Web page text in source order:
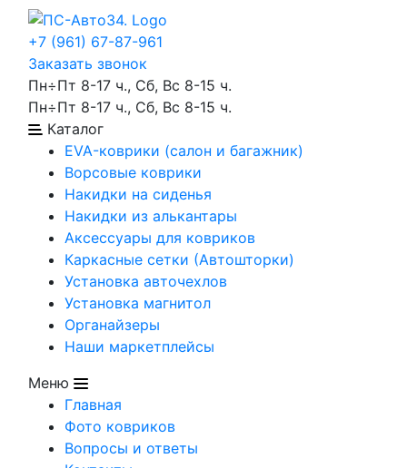
+7 (961) 67-87-961
Заказать звонок
Пн÷Пт 8-17 ч., Сб, Вс 8-15 ч.
Пн÷Пт 8-17 ч., Сб, Вс 8-15 ч.
Каталог
EVA-коврики (салон и багажник)
Ворсовые коврики
Накидки на сиденья
Накидки из алькантары
Аксессуары для ковриков
Каркасные сетки (Автошторки)
Установка авточехлов
Установка магнитол
Органайзеры
Наши маркетплейсы
Меню
Главная
Фото ковриков
Вопросы и ответы